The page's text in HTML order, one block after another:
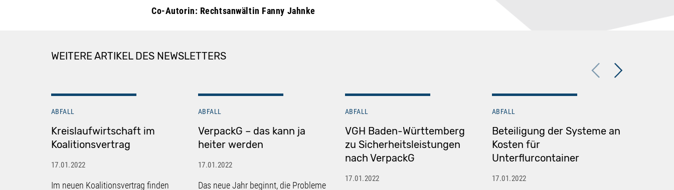
Co-Autorin: Rechtsanwältin Fanny Jahnke
WEITERE ARTIKEL DES NEWSLETTERS
Previous
ABFALL
Kreislaufwirtschaft im
Koalitionsvertrag
17.01.2022
Im neuen Koalitionsvertrag finden
ABFALL
VerpackG – das kann ja
heiter werden
17.01.2022
Das neue Jahr beginnt, die Probleme
ABFALL
VGH Baden-Württemberg
zu Sicherheitsleistungen
nach VerpackG
17.01.2022
ABFALL
Beteiligung der Systeme an
Kosten für
Unterflurcontainer
17.01.2022
Next